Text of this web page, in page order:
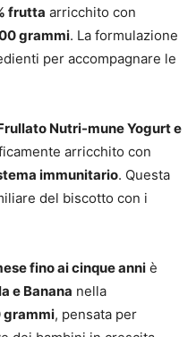
frutta arricchito con
grammi. La formulazione
per accompagnare le
Nutri-mune Yogurt e
arricchito con
immunitario. Questa
del biscotto con i
fino ai cinque anni è
e Banana nella
grammi, pensata per